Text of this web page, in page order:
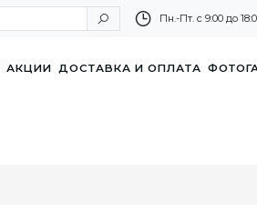
Пн.-Пт. с 9:00 до
АКЦИИ ДОСТАВКА И ОПЛАТА